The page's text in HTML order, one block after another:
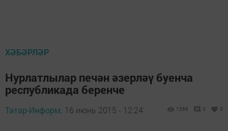
ХӘБӘРЛӘР
Нурлатлылар печән әзерләү буенча
республикада беренче
Татар-Информ, 16 июнь 2015 - 12:24 1366 0 0